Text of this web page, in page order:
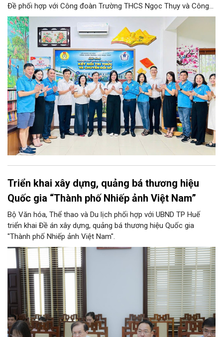
Đề phối hợp với Công đoàn Trường THCS Ngọc Thụy và Công
đoàn Trường Tiểu học Ái Mộ B tổ chức Lễ ra mắt Mô hình
“Không gian văn hóa công đoàn”.
Triển khai xây dựng, quảng bá thương hiệu
Quốc gia “Thành phố Nhiếp ảnh Việt Nam”
Bộ Văn hóa, Thể thao và Du lịch phối hợp với UBND TP Huế
triển khai Đề án xây dựng, quảng bá thương hiệu Quốc gia
"Thành phố Nhiếp ảnh Việt Nam".